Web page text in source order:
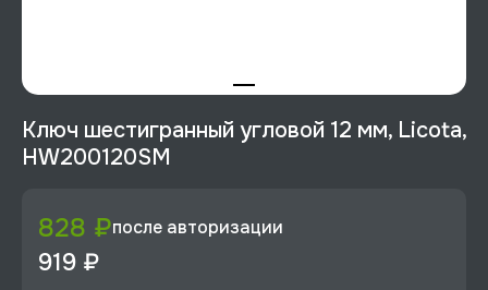
Ключ шестигранный угловой 12 мм, Licota,
HW200120SM
828 ₽после авторизации
919 ₽